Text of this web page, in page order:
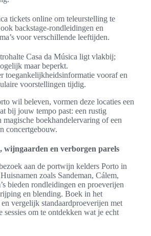
tickets online om teleurstelling te
backstage-rondleidingen en
voor verschillende leeftijden.
Casa da Música ligt vlakbij;
maar beperkt.
toegankelijkheidsinformatie vooraf en
voorstellingen tijdig.
wil beleven, vormen deze locaties een
bij jouw tempo past: een rustig
magische boekhandelervaring of een
concertgebouw.
wijngaarden en verborgen parels
aan de portwijn kelders Porto in
zoals Sandeman, Cálem,
bieden rondleidingen en proeverijen
en blending. Boek in het
vergelijk standaardproeverijen met
sessies om te ontdekken wat je echt